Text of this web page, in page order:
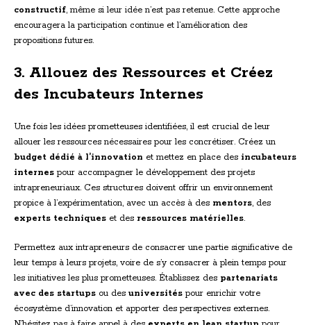
constructif, même si leur idée n’est pas retenue. Cette approche
encouragera la participation continue et l’amélioration des
propositions futures.
3. Allouez des Ressources et Créez
des Incubateurs Internes
Une fois les idées prometteuses identifiées, il est crucial de leur
allouer les ressources nécessaires pour les concrétiser. Créez un
budget dédié à l’innovation et mettez en place des incubateurs
internes pour accompagner le développement des projets
intrapreneuriaux. Ces structures doivent offrir un environnement
propice à l’expérimentation, avec un accès à des mentors, des
experts techniques et des ressources matérielles.
Permettez aux intrapreneurs de consacrer une partie significative de
leur temps à leurs projets, voire de s’y consacrer à plein temps pour
les initiatives les plus prometteuses. Établissez des partenariats
avec des startups ou des universités pour enrichir votre
écosystème d’innovation et apporter des perspectives externes.